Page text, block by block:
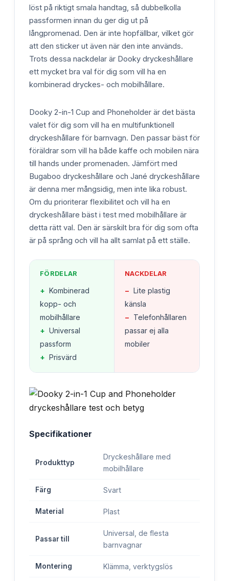
löst på riktigt smala handtag, så dubbelkolla
passformen innan du ger dig ut på
långpromenad. Den är inte hopfällbar, vilket gör
att den sticker ut även när den inte används.
Trots dessa nackdelar är Dooky dryckeshållare
ett mycket bra val för dig som vill ha en
kombinerad dryckes- och mobilhållare.
Dooky 2-in-1 Cup and Phoneholder är det bästa
valet för dig som vill ha en multifunktionell
dryckeshållare för barnvagn. Den passar bäst för
föräldrar som vill ha både kaffe och mobilen nära
till hands under promenaden. Jämfört med
Bugaboo dryckeshållare och Jané dryckeshållare
är denna mer mångsidig, men inte lika robust.
Om du prioriterar flexibilitet och vill ha en
dryckeshållare bäst i test med mobilhållare är
detta rätt val. Den är särskilt bra för dig som ofta
är på språng och vill ha allt samlat på ett ställe.
FÖRDELAR
+ Kombinerad
kopp- och
mobilhållare
+ Universal
passform
+ Prisvärd
NACKDELAR
− Lite plastig
känsla
− Telefonhållaren
passar ej alla
mobiler
Specifikationer
Produkttyp
Dryckeshållare med
mobilhållare
Färg Svart
Material Plast
Passar till
Universal, de flesta
barnvagnar
Montering Klämma, verktygslös